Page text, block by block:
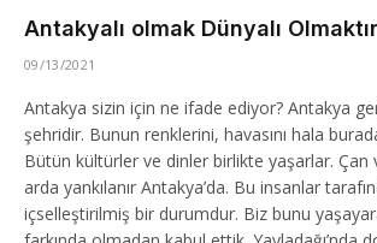
Antakyalı olmak Dünyalı Olmaktır
09/13/2021
Antakya sizin için ne ifade ediyor? Antakya
şehridir. Bunun renklerini, havasını hala
Bütün kültürler ve dinler birlikte yaşarlar. Çan
arda yankılanır Antakya’da. Bu insanlar
içselleştirilmiş bir durumdur. Biz bunu